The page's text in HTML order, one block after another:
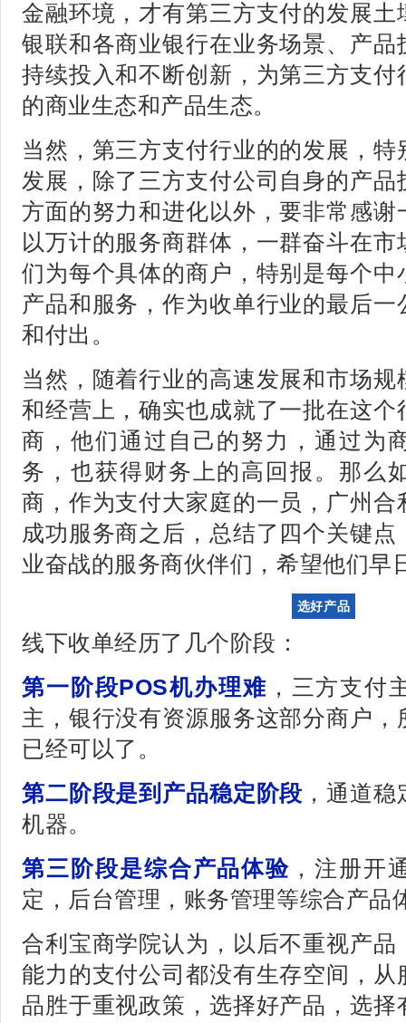
金融环境，才有第三方支付的发展土
银联和各商业银行在业务场景、产
持续投入和不断创新，为第三方支
的商业生态和产品生态。
当然，第三方支付行业的的发展，
发展，除了三方支付公司自身的产
方面的努力和进化以外，要非常感
以万计的服务商群体，一群奋斗在
们为每个具体的商户，特别是每个
产品和服务，作为收单行业的最后
和付出。
当然，随着行业的高速发展和市场
和经营上，确实也成就了一批在这
商，他们通过自己的努力，通过为
务，也获得财务上的高回报。 那么
商，作为支付大家庭的一员，广州
成功服务商之后，总结了四个关键
业奋战的服务商伙伴们，希望他们早
选好产品
线下收单经历了几个阶段：
第一阶段POS机办理难 ，三方支付
主，银行没有资源服务这部分商户
已经可以了。
第二阶段是到产品稳定阶段 ，通道
机器。
第三阶段是综合产品体验 ，注册开
定，后台管理，账务管理等综合产品
合利宝商学院认为，以后不重视产
能力的支付公司都没有生存空间，
品胜于重视政策，选择好产品，选